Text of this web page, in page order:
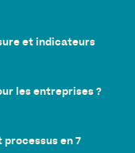
et indicateurs
les entreprises ?
en 7